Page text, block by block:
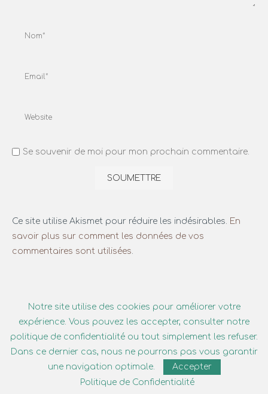
Se souvenir de moi pour mon prochain commentaire.
Ce site utilise Akismet pour réduire les indésirables.
En
savoir plus sur comment les données de vos
commentaires sont utilisées
QUI SOMMES-NOUS ?
Notre site utilise des cookies pour améliorer votre
expérience. Vous pouvez les accepter, consulter notre
politique de confidentialité ou tout simplement les refuser.
Dans ce dernier cas, nous ne pourrons pas vous garantir
une navigation optimale.
Accepter
Politique de Confidentialité